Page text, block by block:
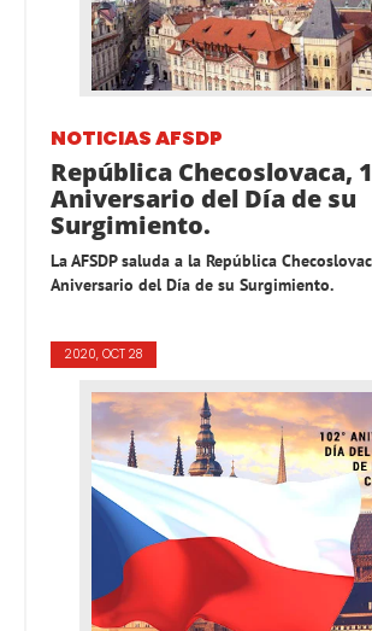
NOTICIAS AFSDP
República Checoslovaca,
Aniversario del Día de su
Surgimiento.
La AFSDP saluda a la República
Aniversario del Día de su Surgimiento.
2020, OCT 28